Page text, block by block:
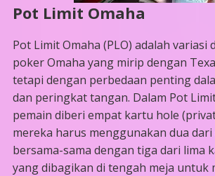
Pot Limit Omaha
Pot Limit Omaha (PLO) adalah variasi
poker Omaha yang mirip dengan
tetapi dengan perbedaan penting
dan peringkat tangan. Dalam Pot
pemain diberi empat kartu hole
mereka harus menggunakan dua
bersama-sama dengan tiga dari lima
yang dibagikan di tengah meja untuk